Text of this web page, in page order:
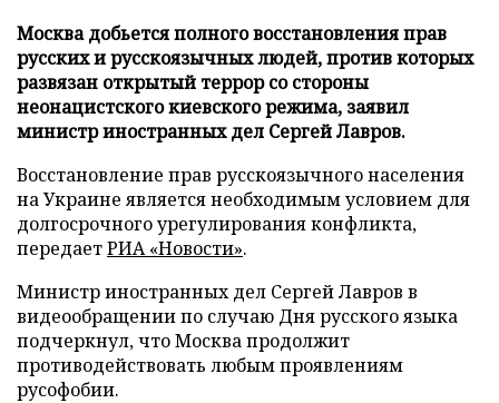
Москва добьется полного восстановления прав
русских и русскоязычных людей, против которых
развязан открытый террор со стороны
неонацистского киевского режима, заявил
министр иностранных дел Сергей Лавров.
Восстановление прав русскоязычного населения
на Украине является необходимым условием для
долгосрочного урегулирования конфликта,
передаетРИА «Новости».
Министр иностранных дел Сергей Лавров в
видеообращении по случаю Дня русского языка
подчеркнул, что Москва продолжит
противодействовать любым проявлениям
русофобии.